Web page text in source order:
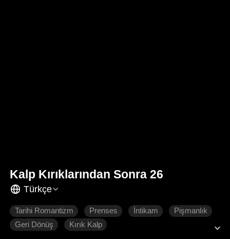
Kalp Kırıklarından Sonra 26
Türkçe
Tarihi Romantizm Prenses İntikam
Pişmanlık
Geri Dönüş
Kırık Kalp